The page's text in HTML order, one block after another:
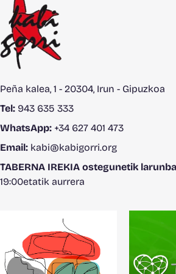
Peña kalea, 1 - 20304, Irun - Gipuzkoa
Tel: 943 635 333
WhatsApp: +34 627 401 473
Email: kabi@kabigorri.org
TABERNA IREKIA ostegunetik
19:00etatik aurrera